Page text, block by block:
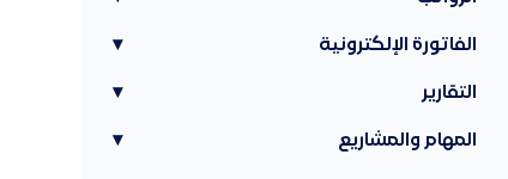
الفاتورة الإلكترونية ▾
التقارير ▾
المهام والمشاريع ▾